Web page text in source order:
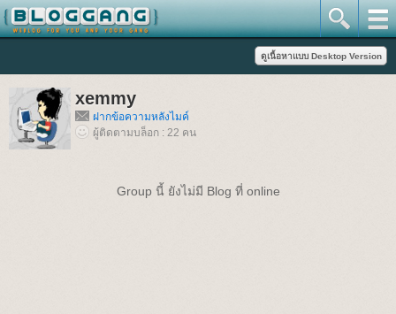
xemmy
ฝากข้อความหลังไมค์
ผู้ติดตามบล็อก : 22 คน
Group นี้ ยังไม่มี Blog ที่ online